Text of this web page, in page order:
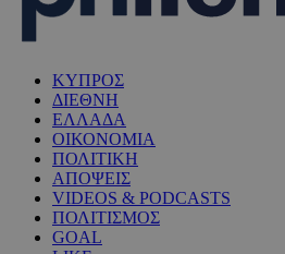
ΚΥΠΡΟΣ
ΔΙΕΘΝΗ
ΕΛΛΑΔΑ
ΟΙΚΟΝΟΜΙΑ
ΠΟΛΙΤΙΚΗ
ΑΠΟΨΕΙΣ
VIDEOS & PODCASTS
ΠΟΛΙΤΙΣΜΟΣ
GOAL